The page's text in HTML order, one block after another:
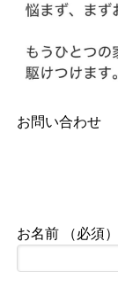
お問い合わせ
お名前 （必須）